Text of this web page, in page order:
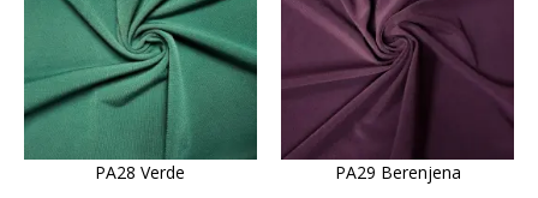
PA28 Verde PA29 Berenjena